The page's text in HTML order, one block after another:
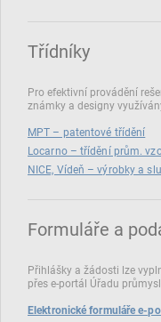
Třídníky
Pro efektivní provádění
známky a designy
MPT – patentové třídění
Locarno – třídění prům.
NICE, Vídeň – výrobky a
Formuláře a
Přihlášky a žádosti lze
přes e‑portál Úřadu
Elektronické formuláře e-